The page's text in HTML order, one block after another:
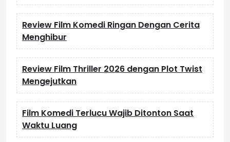
Review Film Komedi Ringan Dengan Cerita
Menghibur
Review Film Thriller 2026 dengan Plot Twist
Mengejutkan
Film Komedi Terlucu Wajib Ditonton Saat
Waktu Luang